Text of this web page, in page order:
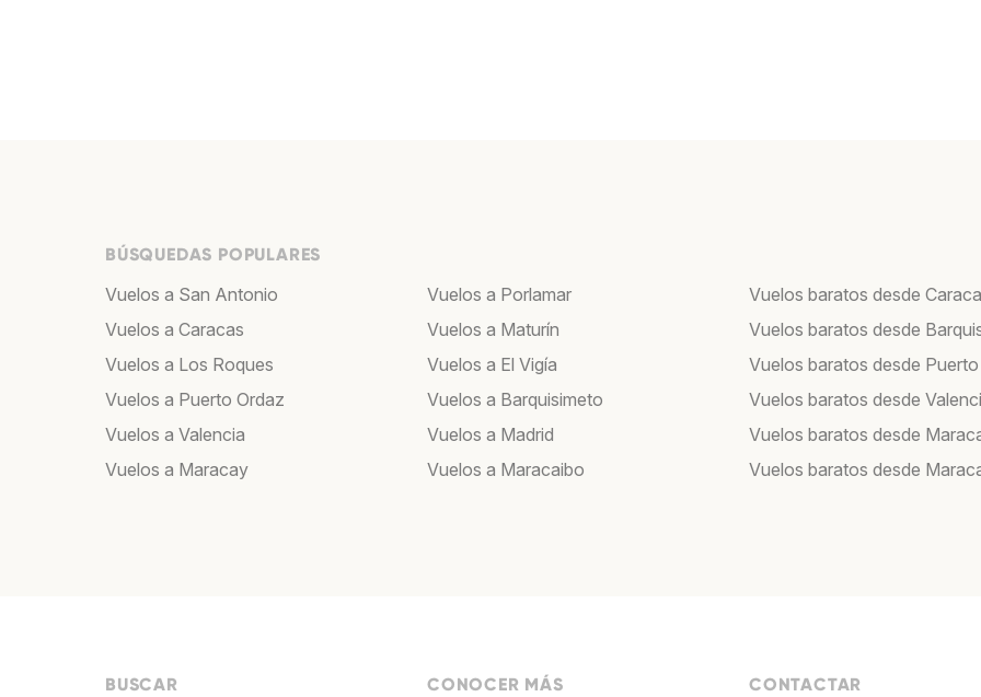
BÚSQUEDAS POPULARES
Vuelos a San Antonio
Vuelos a Caracas
Vuelos a Los Roques
Vuelos a Puerto Ordaz
Vuelos a Valencia
Vuelos a Maracay
Vuelos a Porlamar
Vuelos a Maturín
Vuelos a El Vigía
Vuelos a Barquisimeto
Vuelos a Madrid
Vuelos a Maracaibo
Vuelos baratos desde
Vuelos baratos desde
Vuelos baratos desde
Vuelos baratos desde
Vuelos baratos desde
Vuelos baratos desde
BUSCAR CONOCER MÁS CONTACTAR